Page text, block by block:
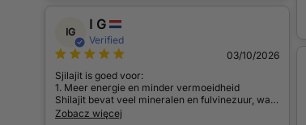
IG I G
Verified
03/10/2026
Sjilajit is goed voor:
1. Meer energie en minder vermoeidheid
Shilajit bevat veel mineralen en fulvinezuur, wat
kan helpen bij de energieproductie in cellen.
Zobacz więcej